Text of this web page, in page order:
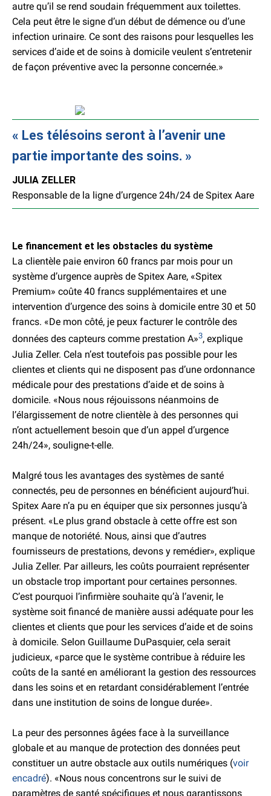
autre qu’il se rend soudain fréquemment aux toilettes.
Cela peut être le signe d’un début de démence ou d’une
infection urinaire. Ce sont des raisons pour lesquelles les
services d’aide et de soins à domicile veulent s’entretenir
de façon préventive avec la personne concernée.»
Les télésoins seront à l’avenir une
partie importante des soins.
JULIA ZELLER
Responsable de la ligne d’urgence 24h/24 de Spitex Aare
Le financement et les obstacles du système
La clientèle paie environ 60 francs par mois pour un
système d’urgence auprès de Spitex Aare, «Spitex
Premium» coûte 40 francs supplémentaires et une
intervention d’urgence des soins à domicile entre 30 et 50
francs. «De mon côté, je peux facturer le contrôle des
données des capteurs comme prestation A»3, explique
Julia Zeller. Cela n’est toutefois pas possible pour les
clientes et clients qui ne disposent pas d’une ordonnance
médicale pour des prestations d’aide et de soins à
domicile. «Nous nous réjouissons néanmoins de
l’élargissement de notre clientèle à des personnes qui
n’ont actuellement besoin que d’un appel d’urgence
24h/24», souligne-t-elle.
Malgré tous les avantages des systèmes de santé
connectés, peu de personnes en bénéficient aujourd’hui.
Spitex Aare n’a pu en équiper que six personnes jusqu’à
présent. «Le plus grand obstacle à cette offre est son
manque de notoriété. Nous, ainsi que d’autres
fournisseurs de prestations, devons y remédier», explique
Julia Zeller. Par ailleurs, les coûts pourraient représenter
un obstacle trop important pour certaines personnes.
C’est pourquoi l’infirmière souhaite qu’à l’avenir, le
système soit financé de manière aussi adéquate pour les
clientes et clients que pour les services d’aide et de soins
à domicile. Selon Guillaume DuPasquier, cela serait
judicieux, «parce que le système contribue à réduire les
coûts de la santé en améliorant la gestion des ressources
dans les soins et en retardant considérablement l’entrée
dans une institution de soins de longue durée».
La peur des personnes âgées face à la surveillance
globale et au manque de protection des données peut
constituer un autre obstacle aux outils numériques (voir
encadré). «Nous nous concentrons sur le suivi de
paramètres de santé spécifiques et nous garantissons